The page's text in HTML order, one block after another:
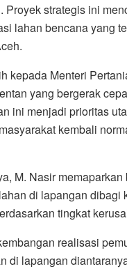
Proyek strategis ini
lahan bencana yang
kepada Menteri
yang bergerak
ini menjadi prioritas
kembali
M. Nasir memaparkan
di lapangan dibagi
tingkat
realisasi
di lapangan